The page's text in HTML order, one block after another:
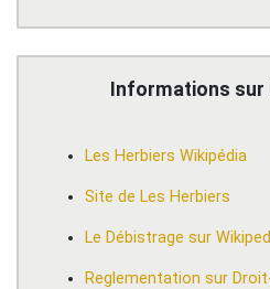
Informations sur
Les Herbiers Wikipédia
Site de Les Herbiers
Le Débistrage sur
Reglementation sur